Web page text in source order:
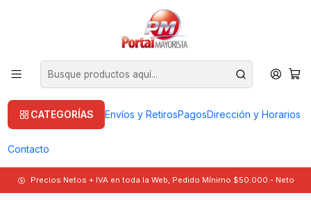
CATEGORÍAS Envíos y RetirosPagosDirección y Horarios
Contacto
Precios Netos + IVA en toda la Web, Pedido Mínimo $50.000.- Neto